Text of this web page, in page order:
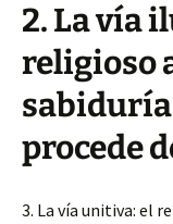
2. La vía
religioso
procede
3. La vía unitiva: el